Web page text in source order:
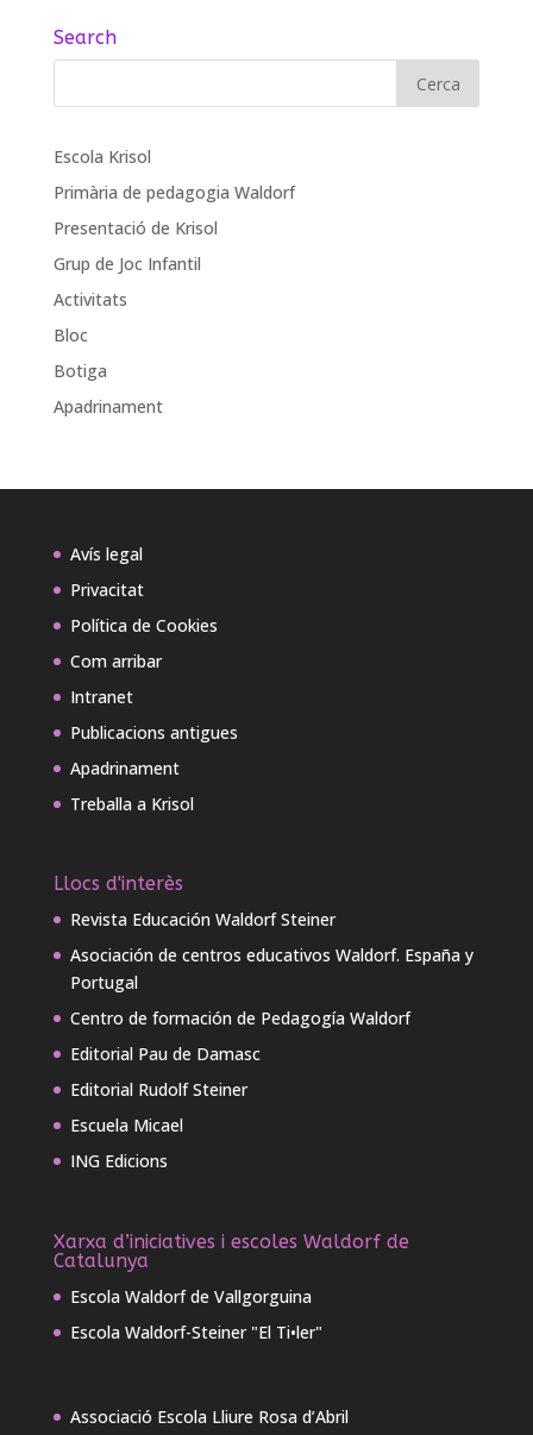
Search
Escola Krisol
Primària de pedagogia Waldorf
Presentació de Krisol
Grup de Joc Infantil
Activitats
Bloc
Botiga
Apadrinament
Avís legal
Privacitat
Política de Cookies
Com arribar
Intranet
Publicacions antigues
Apadrinament
Treballa a Krisol
Llocs d'interès
Revista Educación Waldorf Steiner
Asociación de centros educativos Waldorf. España y
Portugal
Centro de formación de Pedagogía Waldorf
Editorial Pau de Damasc
Editorial Rudolf Steiner
Escuela Micael
ING Edicions
Xarxa d’iniciatives i escoles Waldorf de
Catalunya
Escola Waldorf de Vallgorguina
Escola Waldorf-Steiner "El Ti•ler"
Associació Escola Lliure Rosa d’Abril